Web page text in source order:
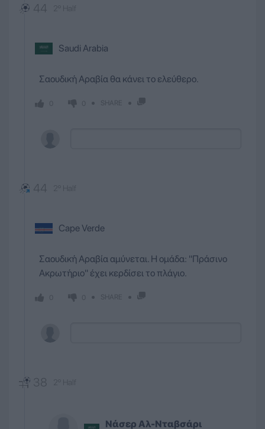
44 2º Half
Saudi Arabia
Σαουδική Αραβία θα κάνει το ελεύθερο.
SHARE
44 2º Half
Cape Verde
Σαουδική Αραβία αμύνεται. Η ομάδα: ''Πράσινο
Ακρωτήριο'' έχει κερδίσει το πλάγιο.
SHARE
38 2º Half
Νάσερ Αλ-Νταβσάρι